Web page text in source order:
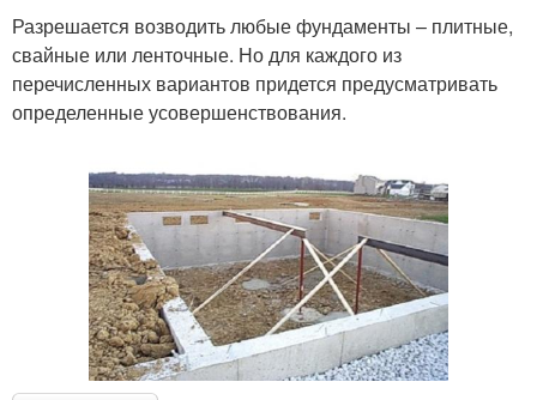
Разрешается возводить любые фундаменты – плитные,
свайные или ленточные. Но для каждого из
перечисленных вариантов придется предусматривать
определенные усовершенствования.